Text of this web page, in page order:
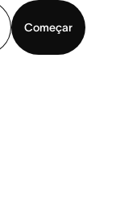
Começar